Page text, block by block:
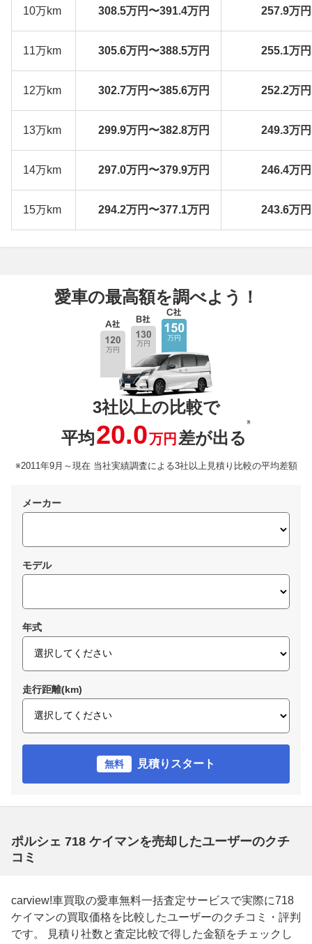
10万km 308.5万円〜391.4万円 257.9万
11万km 305.6万円〜388.5万円 255.1万
12万km 302.7万円〜385.6万円 252.2万
13万km 299.9万円〜382.8万円 249.3万
14万km 297.0万円〜379.9万円 246.4万
15万km 294.2万円〜377.1万円 243.6万
愛車の最高額を調べよう！
3社以上の比較で
平均20.0万円 差が出る
※
※2011年9月～現在 当社実績調査による3社以上見積り比較の平均差額
メーカー
モデル
年式
走行距離(km)
無料 見積りスタート
ポルシェ 718 ケイマンを売却したユーザーのクチ
コミ
carview!車買取の愛車無料一括査定サービスで実際に718
ケイマンの買取価格を比較したユーザーのクチコミ・評判
です。 見積り社数と査定比較で得した金額をチェックし